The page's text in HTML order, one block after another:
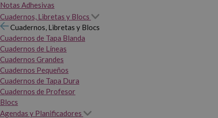
Notas Adhesivas
Cuadernos, Libretas y Blocs
Cuadernos, Libretas y Blocs
Cuadernos de Tapa Blanda
Cuadernos de Líneas
Cuadernos Grandes
Cuadernos Pequeños
Cuadernos de Tapa Dura
Cuadernos de Profesor
Blocs
Agendas y Planificadores